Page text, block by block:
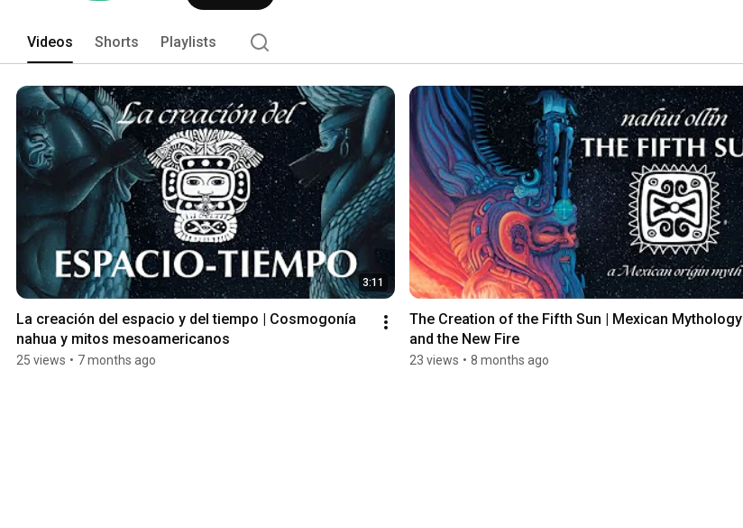
Videos Shorts Playlists
3:11
La creación del espacio y del tiempo | Cosmogonía
nahua y mitos mesoamericanos
25 views • 7 months ago
The Creation of the Fifth Sun | Mexican Mythology
and the New Fire
23 views • 8 months ago